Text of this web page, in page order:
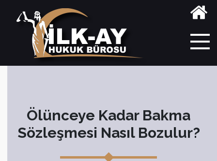
Ölünceye Kadar Bakma
Sözleşmesi Nasıl Bozulur?